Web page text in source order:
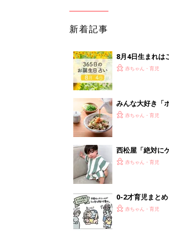
新着記事
8月4日生まれは
赤ちゃん・育児
みんな大好き「
養学的にも最高⁉
赤ちゃん・育児
西松屋「絶対に
ズりアイテム5選
赤ちゃん・育児
0-2才育児まと
赤ちゃん・育児